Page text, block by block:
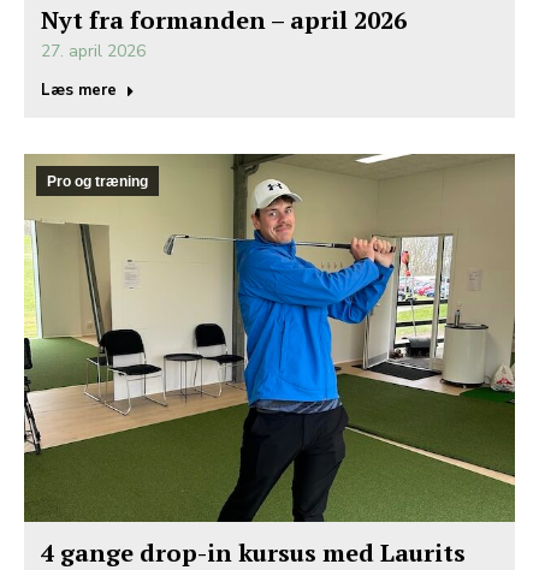
Nyt fra formanden – april 2026
27. april 2026
Læs mere
Pro og træning
4 gange drop-in kursus med Laurits